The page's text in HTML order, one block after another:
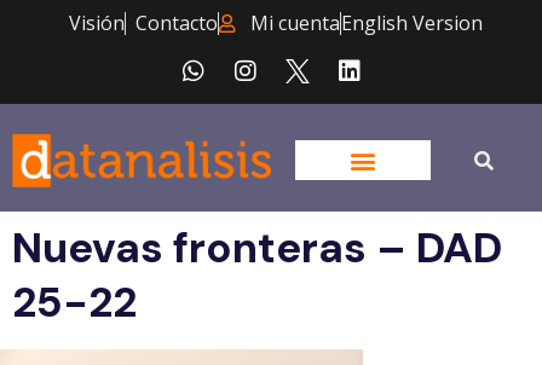
Visión Contacto Mi cuentaEnglish Version
Nuevas fronteras – DAD
25-22